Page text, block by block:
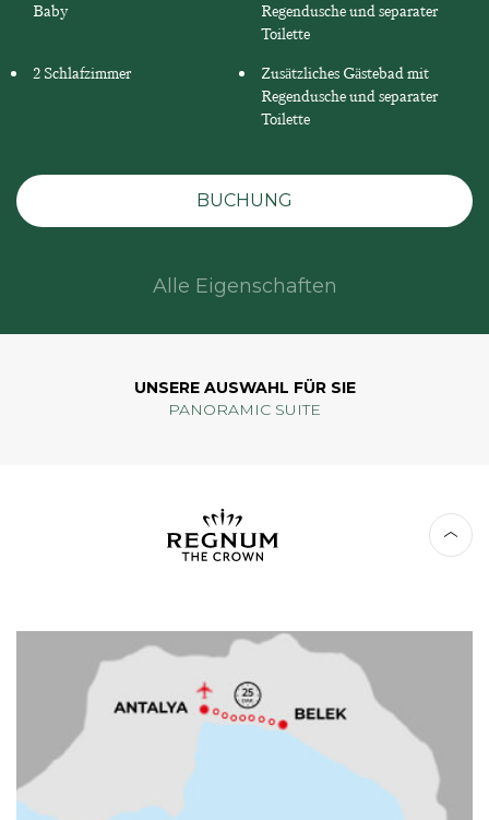
Baby
Regendusche und separater
Toilette
2 Schlafzimmer
Zusätzliches Gästebad mit
Regendusche und separater
Toilette
BUCHUNG
Alle Eigenschaften
UNSERE AUSWAHL FÜR SIE
PANORAMIC SUITE